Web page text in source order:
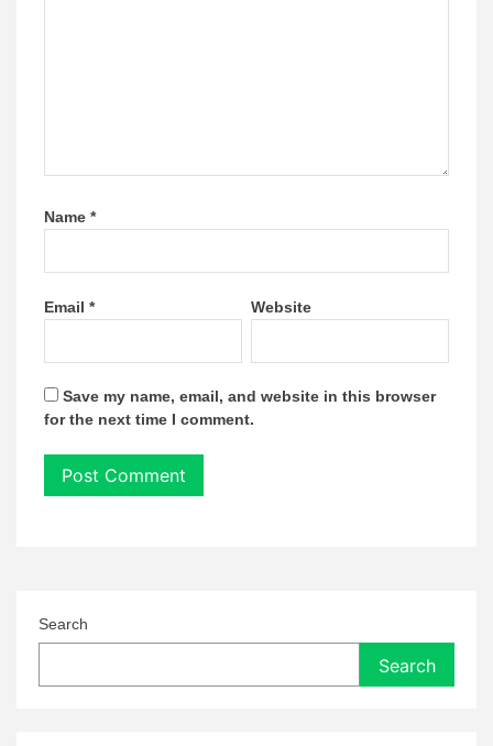
Name *
Email * Website
Save my name, email, and website in this browser
for the next time I comment.
Search
Search